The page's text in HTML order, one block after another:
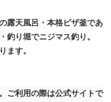
露天風呂・本格ピザ釜であ
釣り堀でニジマス釣り。
ます。
ご利用の際は公式サイトで